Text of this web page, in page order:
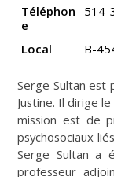
Téléphon
e
514-
Local B-
Serge Sultan est
Justine. Il dirige
mission est de
psychosociaux
Serge Sultan a
professeur